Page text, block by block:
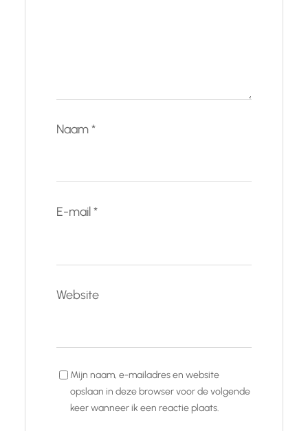
Naam*
E-mail*
Website
Mijn naam, e-mailadres en website
opslaan in deze browser voor de volgende
keer wanneer ik een reactie plaats.